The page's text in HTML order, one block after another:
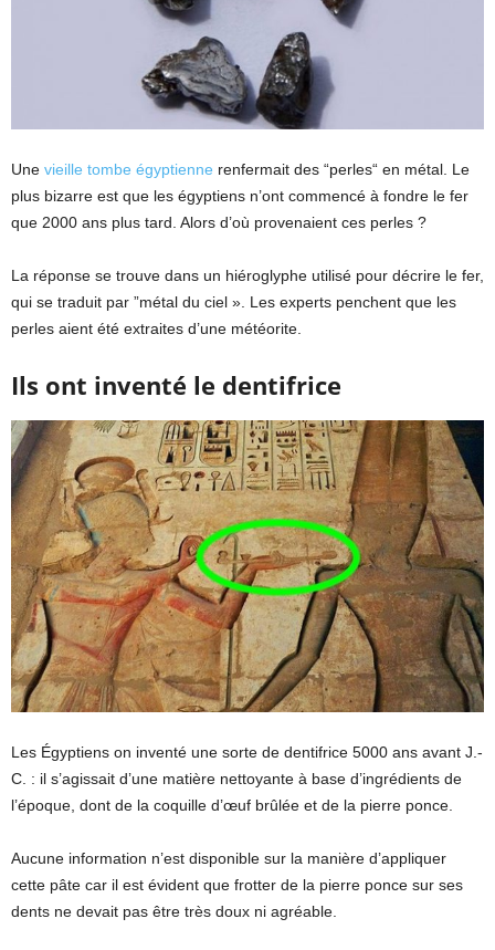
Une vieille tombe égyptienne renfermait des “perles“ en métal. Le
plus bizarre est que les égyptiens n’ont commencé à fondre le fer
que 2000 ans plus tard. Alors d’où provenaient ces perles ?
La réponse se trouve dans un hiéroglyphe utilisé pour décrire le fer,
qui se traduit par ”métal du ciel ». Les experts penchent que les
perles aient été extraites d’une météorite.
Ils ont inventé le dentifrice
Les Égyptiens on inventé une sorte de dentifrice 5000 ans avant J.-
C. : il s’agissait d’une matière nettoyante à base d’ingrédients de
l’époque, dont de la coquille d’œuf brûlée et de la pierre ponce.
Aucune information n’est disponible sur la manière d’appliquer
cette pâte car il est évident que frotter de la pierre ponce sur ses
dents ne devait pas être très doux ni agréable.